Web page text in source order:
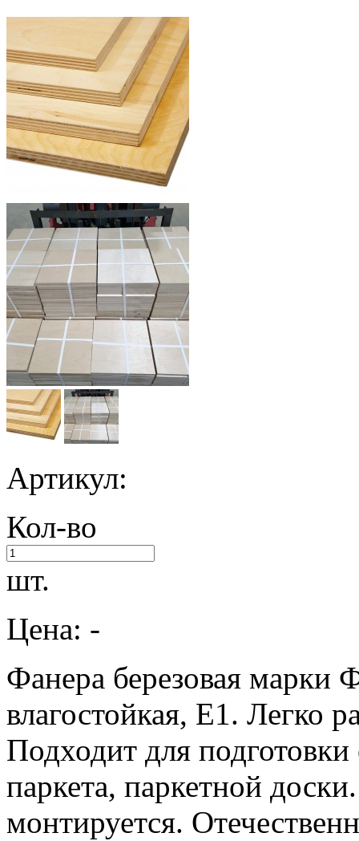
Артикул:
Кол-во
шт.
Цена: -
Фанера березовая марки
влагостойкая, Е1. Легко
Подходит для
паркета, паркетной
монтируется.